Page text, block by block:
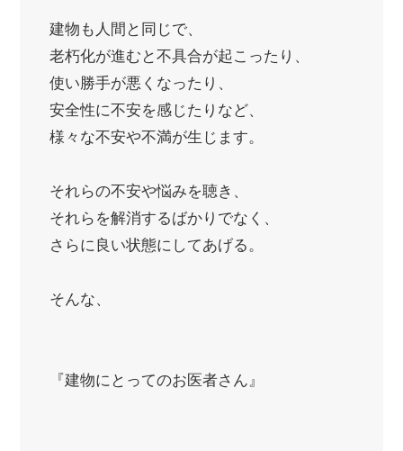
建物も人間と同じで、
老朽化が進むと不具合が起こったり、
使い勝手が悪くなったり、
安全性に不安を感じたりなど、
様々な不安や不満が生じます。
それらの不安や悩みを聴き、
それらを解消するばかりでなく、
さらに良い状態にしてあげる。
そんな、
『建物にとってのお医者さん』